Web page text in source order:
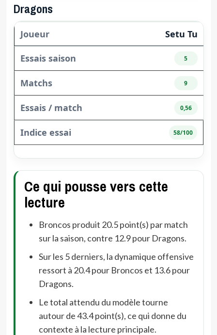
Dragons
Setu Tu
5
9
0,56
58/100
Ce qui pousse vers cette
lecture
Broncos produit 20.5 point(s) par match
sur la saison, contre 12.9 pour Dragons.
Sur les 5 derniers, la dynamique offensive
ressort à 20.4 pour Broncos et 13.6 pour
Dragons.
Le total attendu du modèle tourne
autour de 43.4 point(s), ce qui donne du
contexte à la lecture principale.